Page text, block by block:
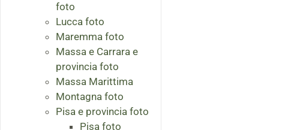
foto
Lucca foto
Maremma foto
Massa e Carrara e
provincia foto
Massa Marittima
Montagna foto
Pisa e provincia foto
Pisa foto